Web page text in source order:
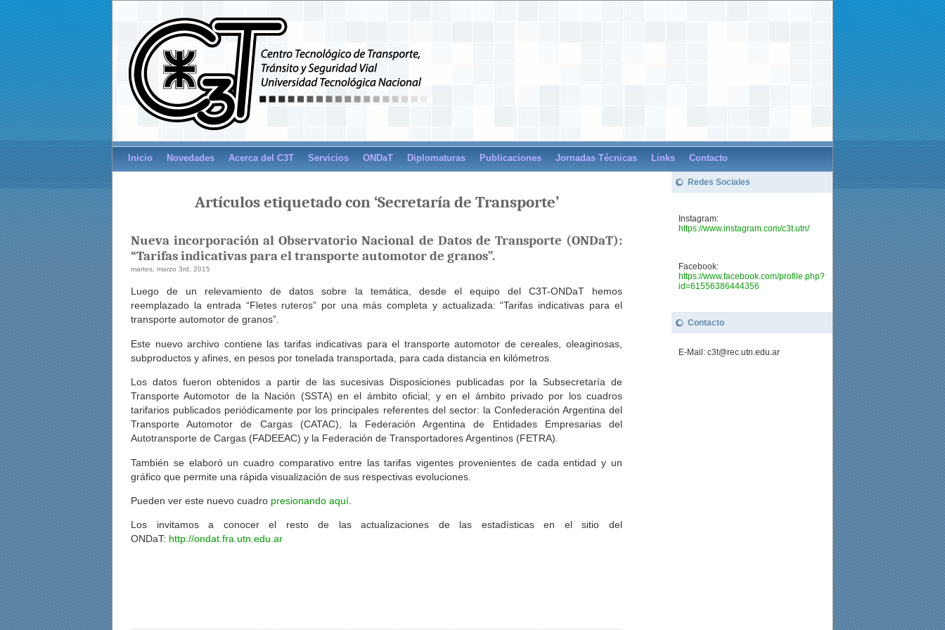
Inicio Novedades Acerca del C3T Servicios ONDaT Diplomaturas Publicaciones Jornadas Técnicas Links Contacto
Artículos etiquetado con ‘Secretaría de Transporte’
Nueva incorporación al Observatorio Nacional de Datos de Transporte (ONDaT):
“Tarifas indicativas para el transporte automotor de granos”.
martes, marzo 3rd, 2015
Luego de un relevamiento de datos sobre la temática, desde el equipo del C3T-ONDaT hemos
reemplazado la entrada “Fletes ruteros” por una más completa y actualizada: “Tarifas indicativas para el
transporte automotor de granos”.
Este nuevo archivo contiene las tarifas indicativas para el transporte automotor de cereales, oleaginosas,
subproductos y afines, en pesos por tonelada transportada, para cada distancia en kilómetros.
Los datos fueron obtenidos a partir de las sucesivas Disposiciones publicadas por la Subsecretaría de
Transporte Automotor de la Nación (SSTA) en el ámbito oficial; y en el ámbito privado por los cuadros
tarifarios publicados periódicamente por los principales referentes del sector: la Confederación Argentina del
Transporte Automotor de Cargas (CATAC), la Federación Argentina de Entidades Empresarias del
Autotransporte de Cargas (FADEEAC) y la Federación de Transportadores Argentinos (FETRA).
También se elaboró un cuadro comparativo entre las tarifas vigentes provenientes de cada entidad y un
gráfico que permite una rápida visualización de sus respectivas evoluciones.
Pueden ver este nuevo cuadro presionando aquí
Los invitamos a conocer el resto de las actualizaciones de las estadísticas en el sitio del
ONDaT: http://ondat.fra.utn.edu.ar
Redes Sociales
Instagram:
https://www.instagram.com/c3t.utn/
Facebook:
https://www.facebook.com/profile.php?
id=61556386444356
Contacto
E-Mail: c3t@rec.utn.edu.ar